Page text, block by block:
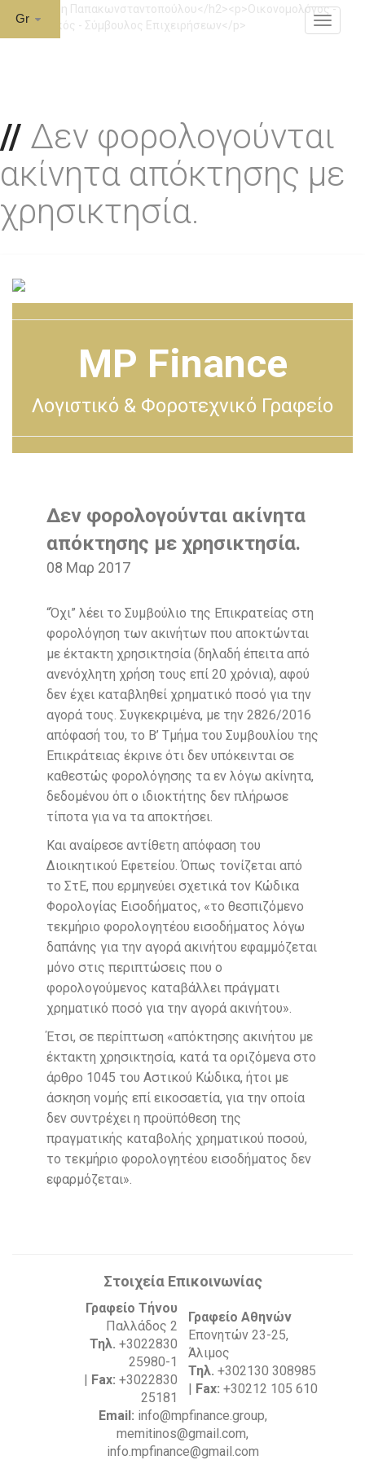
MENU
Δεν φορολογούνται
ακίνητα απόκτησης με
χρησικτησία.
MP Finance
Λογιστικό & Φοροτεχνικό Γραφείο
Δεν φορολογούνται ακίνητα
απόκτησης με χρησικτησία.
08 Μαρ 2017
“Όχι” λέει το Συμβούλιο της Επικρατείας στη
φορολόγηση των ακινήτων που αποκτώνται
με έκτακτη χρησικτησία (δηλαδή έπειτα από
ανενόχλητη χρήση τους επί 20 χρόνια), αφού
δεν έχει καταβληθεί χρηματικό ποσό για την
αγορά τους. Συγκεκριμένα, με την 2826/2016
απόφασή του, το Β’ Τμήμα του Συμβουλίου της
Επικράτειας έκρινε ότι δεν υπόκεινται σε
καθεστώς φορολόγησης τα εν λόγω ακίνητα,
δεδομένου όπ ο ιδιοκτήτης δεν πλήρωσε
τίποτα για να τα αποκτήσει.
Και αναίρεσε αντίθετη απόφαση του
Διοικητικού Εφετείου. Όπως τονίζεται από
το ΣτΕ, που ερμηνεύει σχετικά τον Κώδικα
Φορολογίας Εισοδήματος, «το θεσπιζόμενο
τεκμήριο φορολογητέου εισοδήματος λόγω
δαπάνης για την αγορά ακινήτου εφαμμόζεται
μόνο στις περιπτώσεις που ο
φορολογούμενος καταβάλλει πράγματι
χρηματικό ποσό για την αγορά ακινήτου».
Έτσι, σε περίπτωση «απόκτησης ακινήτου με
έκτακτη χρησικτησία, κατά τα οριζόμενα στο
άρθρο 1045 του Αστικού Κώδικα, ήτοι με
άσκηση νομής επί εικοσαετία, για την οποία
δεν συντρέχει η προϋπόθεση της
πραγματικής καταβολής χρηματικού ποσού,
το τεκμήριο φορολογητέου εισοδήματος δεν
εφαρμόζεται».
Στοιχεία Επικοινωνίας
Γραφείο Τήνου
Παλλάδος 2
Τηλ. +3022830
25980-1
| Fax: +3022830
25181
Γραφείο Αθηνών
Επονητών 23-25,
Άλιμος
Τηλ. +302130 308985
| Fax: +30212 105 610
Email: info@mpfinance.group,
memitinos@gmail.com,
info.mpfinance@gmail.com
Gr